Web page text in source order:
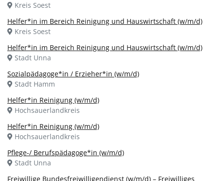
Kreis Soest
Helfer*in im Bereich Reinigung und Hauswirtschaft (w/m/d)
Kreis Soest
Helfer*in im Bereich Reinigung und Hauswirtschaft (w/m/d)
Stadt Unna
Sozialpädagoge*in / Erzieher*in (w/m/d)
Stadt Hamm
Helfer*in Reinigung (w/m/d)
Hochsauerlandkreis
Helfer*in Reinigung (w/m/d)
Hochsauerlandkreis
Pflege-/ Berufspädagoge*in (w/m/d)
Stadt Unna
Freiwillige Bundesfreiwilligendienst (w/m/d) – Freiwilliges